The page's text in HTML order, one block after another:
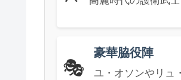
🎭
豪華脇役陣
ユ・オソンやリュ